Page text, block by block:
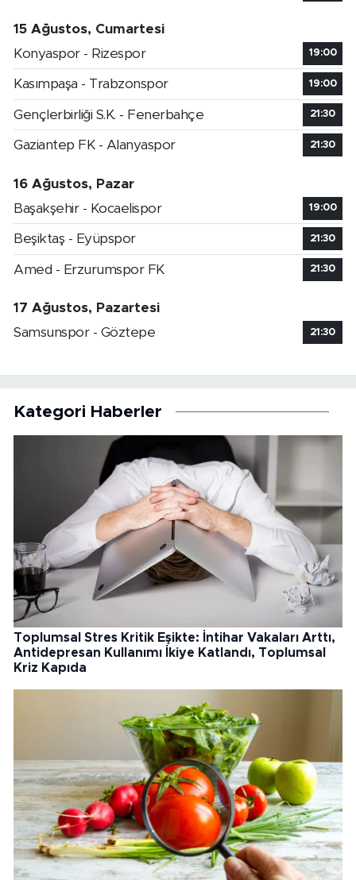
15 Ağustos, Cumartesi
Konyaspor - Rizespor
19:00
Kasımpaşa - Trabzonspor 19:00
Gençlerbirliği S.K. - Fenerbahçe 21:30
Gaziantep FK - Alanyaspor 21:30
16 Ağustos, Pazar
Başakşehir - Kocaelispor
19:00
Beşiktaş - Eyüpspor 21:30
Amed - Erzurumspor FK 21:30
17 Ağustos, Pazartesi
Samsunspor - Göztepe
21:30
Kategori Haberler
Toplumsal Stres Kritik Eşikte: İntihar Vakaları Arttı,
Antidepresan Kullanımı İkiye Katlandı, Toplumsal
Kriz Kapıda